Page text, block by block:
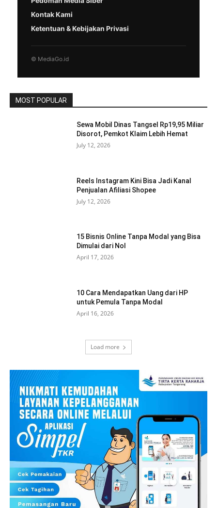
Kontak Kami
Ketentuan & Kebijakan Privasi
© MediaGo.id
MOST POPULAR
Sewa Mobil Dinas Tangsel Rp19,95 Miliar
Disorot, Pemkot Klaim Lebih Hemat
July 12, 2026
Reels Instagram Kini Bisa Jadi Kanal
Penjualan Afiliasi Shopee
July 12, 2026
15 Bisnis Online Tanpa Modal yang Bisa
Dimulai dari Nol
April 17, 2026
10 Cara Mendapatkan Uang dari HP
untuk Pemula Tanpa Modal
April 16, 2026
Load more